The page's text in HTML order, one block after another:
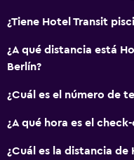
¿Tiene Hotel Transit
¿A qué distancia está
Berlín?
¿Cuál es el número de
¿A qué hora es el
¿Cuál es la distancia de